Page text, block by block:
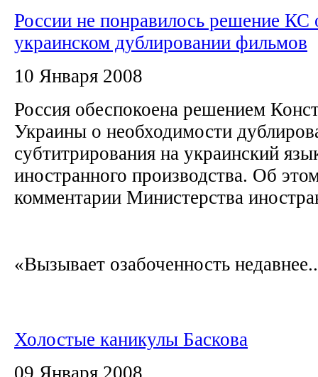
России не понравилось решение КС
украинском дублировании фильмов
10 Января 2008
Россия обеспокоена решением
Украины о необходимости
субтитрирования на украинский
иностранного производства. Об
комментарии Министерства
«Вызывает озабоченность
Холостые каникулы Баскова
09 Января 2008